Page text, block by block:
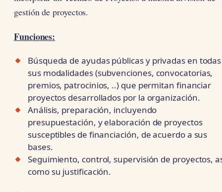
gestión de proyectos.
Funciones:
Búsqueda de ayudas públicas y privadas en todas
sus modalidades (subvenciones, convocatorias,
premios, patrocinios, ..) que permitan financiar
proyectos desarrollados por la organización.
Análisis, preparación, incluyendo
presupuestación, y elaboración de proyectos
susceptibles de financiación, de acuerdo a sus
bases.
Seguimiento, control, supervisión de proyectos,
como su justificación.